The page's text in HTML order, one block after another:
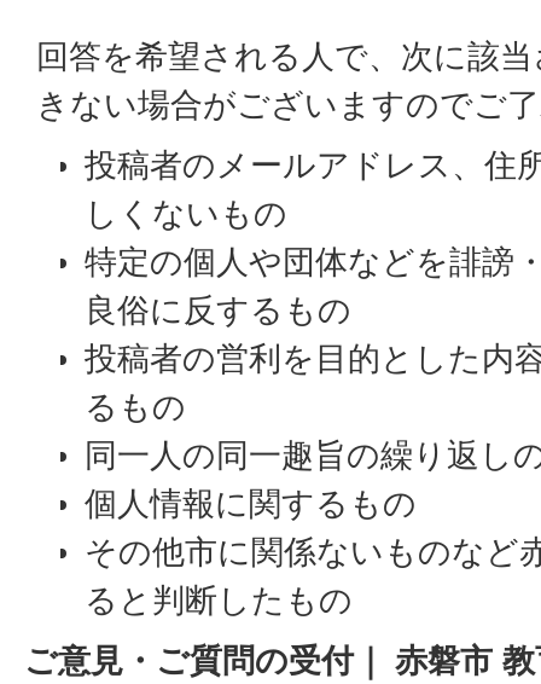
回答を希望される人で、次に該
きない場合がございますのでご
投稿者のメールアドレス、住
しくないもの
特定の個人や団体などを誹謗
良俗に反するもの
投稿者の営利を目的とした内
るもの
同一人の同一趣旨の繰り返し
個人情報に関するもの
その他市に関係ないものなど
ると判断したもの
ご意見・ご質問の受付｜ 赤磐市